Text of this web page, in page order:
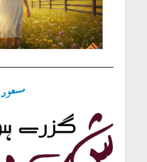
مسعود